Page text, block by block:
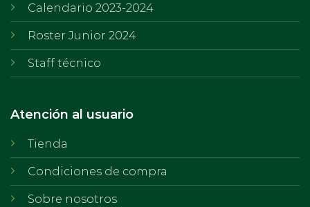
Calendario 2023-2024
Roster Junior 2024
Staff técnico
Atención al usuario
Tienda
Condiciones de compra
Sobre nosotros